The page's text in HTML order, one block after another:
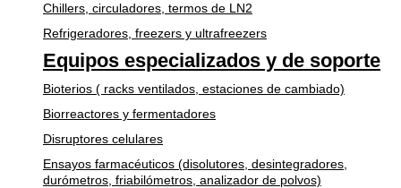
Chillers, circuladores, termos de LN2
Refrigeradores, freezers y ultrafreezers
Equipos especializados y de soporte
Bioterios ( racks ventilados, estaciones de cambiado)
Biorreactores y fermentadores
Disruptores celulares
Ensayos farmacéuticos (disolutores, desintegradores,
durómetros, friabilómetros, analizador de polvos)